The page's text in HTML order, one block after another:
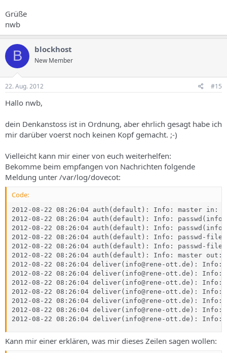
Grüße
nwb
B blockhost
New Member
22. Aug. 2012 #15
Hallo nwb,
dein Denkanstoss ist in Ordnung, aber ehrlich gesagt habe ich
mir darüber voerst noch keinen Kopf gemacht. ;-)
Vielleicht kann mir einer von euch weiterhelfen:
Bekomme beim empfangen von Nachrichten folgende
Meldung unter /var/log/dovecot:
Code:
2012-08-22 08:26:04 auth(default): Info: master in:
2012-08-22 08:26:04 auth(default): Info:
2012-08-22 08:26:04 auth(default): Info:
2012-08-22 08:26:04 auth(default): Info: passwd-file
2012-08-22 08:26:04 auth(default): Info: passwd-
2012-08-22 08:26:04 auth(default): Info: master
2012-08-22 08:26:04 deliver(info@rene-ott.de): Info:
2012-08-22 08:26:04 deliver(info@rene-ott.de): Info:
2012-08-22 08:26:04 deliver(info@rene-ott.de):
2012-08-22 08:26:04 deliver(info@rene-ott.de):
2012-08-22 08:26:04 deliver(info@rene-ott.de):
2012-08-22 08:26:04 deliver(info@rene-ott.de): Info:
2012-08-22 08:26:04 deliver(info@rene-ott.de): Info:
Kann mir einer erklären, was mir dieses Zeilen sagen wollen: